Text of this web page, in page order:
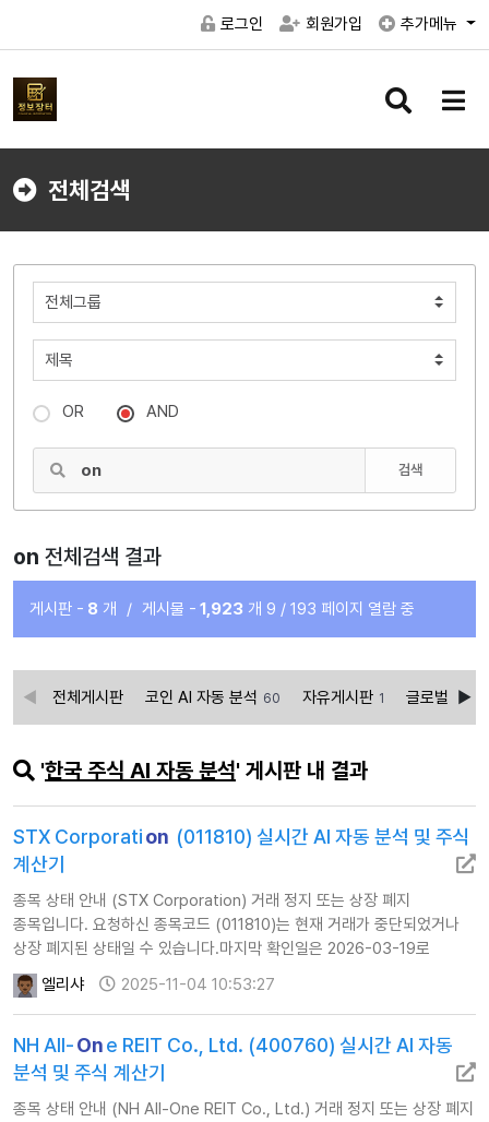
로그인 회원가입 추가메뉴
검
버
메
버
전체검색
OR AND
검색
on 전체검색 결과
게시판 - 8 개 / 게시물 - 1,923 개 9 / 193 페이지 열람 중
전체게시판 코인 AI 자동 분석 60 자유게시판 1 글로벌경제
'한국 주식 AI 자동 분석' 게시판 내 결과
STX Corporation (011810) 실시간 AI 자동 분석 및 주식
계산기
종목 상태 안내 (STX Corporation) 거래 정지 또는 상장 폐지
종목입니다. 요청하신 종목코드 (011810)는 현재 거래가 중단되었거나
상장 폐지된 상태일 수 있습니다.마지막 확인일은 2026-03-19로
확인됩니다.이에 따라 해당 종목에 대한 AI 자동 투자 분석을 제공하지
않습니다.
엘리샤 2025-11-04 10:53:27
NH All-One REIT Co., Ltd. (400760) 실시간 AI 자동
분석 및 주식 계산기
종목 상태 안내 (NH All-One REIT Co., Ltd.) 거래 정지 또는 상장 폐지